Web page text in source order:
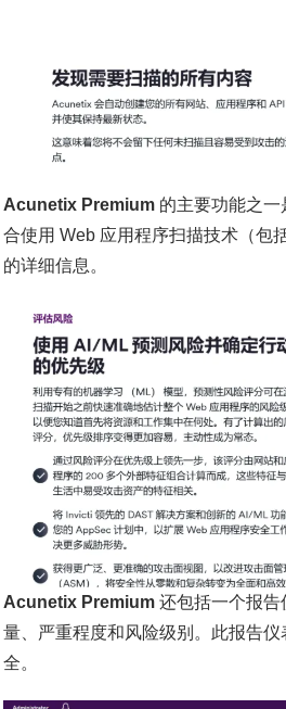
Acunetix Premium 的主要功能之
合使用 Web 应用程序扫描技术（包
的详细信息。
Acunetix Premium 还包括一个报告
量、严重程度和风险级别。此报告
全。